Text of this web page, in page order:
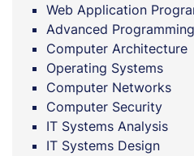
Web Application
Advanced Programming
Computer Architecture
Operating Systems
Computer Networks
Computer Security
IT Systems Analysis
IT Systems Design